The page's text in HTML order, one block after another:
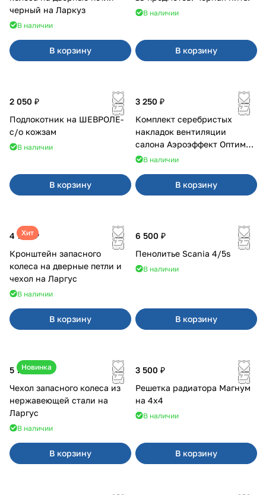
черный на Ларкуз
В наличии
В корзину
В наличии
В корзину
2 050 ₽
Подлокотник на ШЕВРОЛЕ-
с/о кожзам
В наличии
В корзину
3 250 ₽
Комплект серебристых
накладок вентиляции
салона Аэроэффект Оптимал
на 4х4
В наличии
В корзину
Хит
4 700 ₽
Кронштейн запасного
колеса на дверные петли и
чехол на Ларгус
В наличии
В корзину
6 500 ₽
Пенолитье Scania 4/5s
В наличии
В корзину
Новинка
5 700 ₽
Чехол запасного колеса из
нержавеющей стали на
Ларгус
В наличии
В корзину
3 500 ₽
Решетка радиатора Магнум
на 4х4
В наличии
В корзину